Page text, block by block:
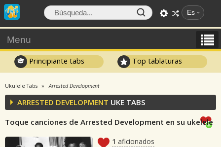
Es
Menu
Principiante tabs Top tablaturas
Ukulele Tabs Arrested Development
ARRESTED DEVELOPMENT UKE TABS
Toque canciones de Arrested Development en su ukelele
1 aficionados